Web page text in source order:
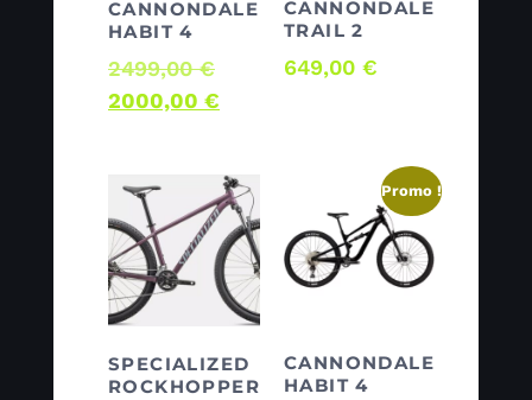
CANNONDALE
HABIT 4
2499,00€
2000,00 €
CANNONDALE
TRAIL 2
649,00 €
SPECIALIZED
ROCKHOPPER
Promo !
CANNONDALE
HABIT 4